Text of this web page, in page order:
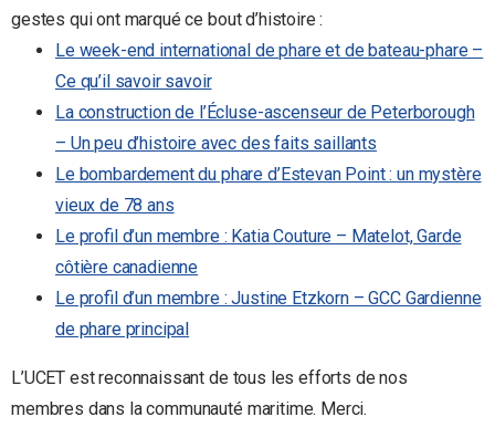
gestes qui ont marqué ce bout d’histoire :
Le week-end international de phare et de bateau-phare –
Ce qu’il savoir savoir
La construction de l’Écluse-ascenseur de Peterborough
– Un peu d’histoire avec des faits saillants
Le bombardement du phare d’Estevan Point : un mystère
vieux de 78 ans
Le profil d’un membre : Katia Couture – Matelot, Garde
côtière canadienne
Le profil d’un membre : Justine Etzkorn – GCC Gardienne
de phare principal
L’UCET est reconnaissant de tous les efforts de nos
membres dans la communauté maritime. Merci.